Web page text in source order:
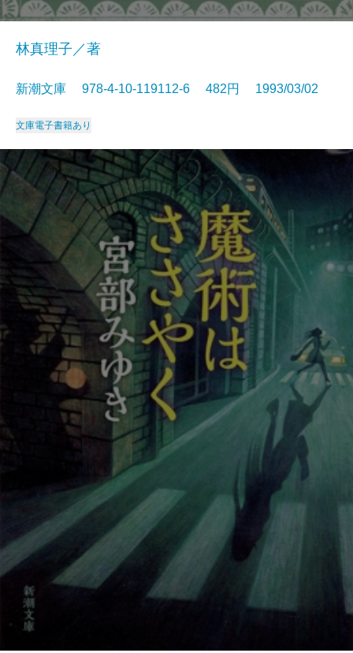
林真理子／著
新潮文庫 978-4-10-119112-6 482円 1993/03/02
文庫電子書籍あり